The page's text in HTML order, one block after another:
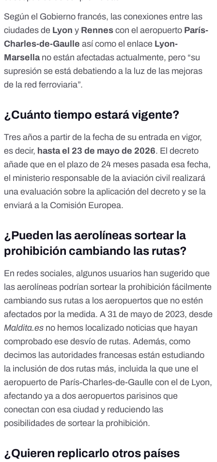
Según el Gobierno francés, las conexiones entre las
ciudades de Lyon y Rennes con el aeropuerto París-
Charles-de-Gaulle así como el enlace Lyon-
Marsella no están afectadas actualmente, pero “su
supresión se está debatiendo a la luz de las mejoras
de la red ferroviaria”.
¿Cuánto tiempo estará vigente?
Tres años a partir de la fecha de su entrada en vigor,
es decir, hasta el 23 de mayo de 2026. El decreto
añade que en el plazo de 24 meses pasada esa fecha,
el ministerio responsable de la aviación civil realizará
una evaluación sobre la aplicación del decreto y se la
enviará a la Comisión Europea.
¿Pueden las aerolíneas sortear la
prohibición cambiando las rutas?
En redes sociales, algunos usuarios han sugerido que
las aerolíneas podrían sortear la prohibición fácilmente
cambiando sus rutas a los aeropuertos que no estén
afectados por la medida. A 31 de mayo de 2023, desde
Maldita.es no hemos localizado noticias que hayan
comprobado ese desvío de rutas. Además, como
decimos las autoridades francesas están estudiando
la inclusión de dos rutas más, incluida la que une el
aeropuerto de París-Charles-de-Gaulle con el de Lyon,
afectando ya a dos aeropuertos parisinos que
conectan con esa ciudad y reduciendo las
posibilidades de sortear la prohibición.
¿Quieren replicarlo otros países